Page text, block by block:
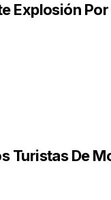
Explosión Por
Turistas De